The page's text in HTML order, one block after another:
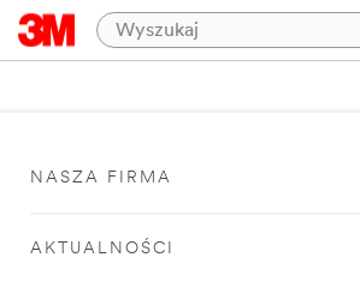
NASZA FIRMA
AKTUALNOŚCI